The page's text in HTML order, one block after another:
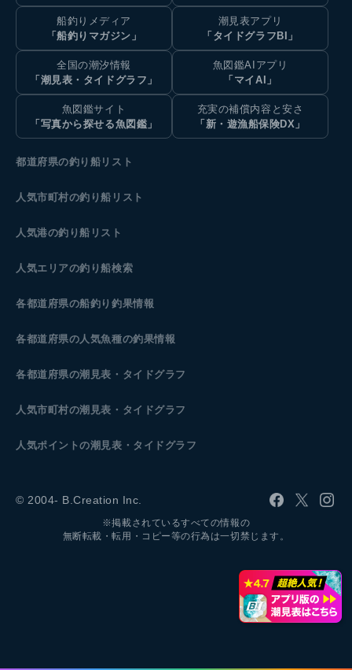
船釣りメディア
「船釣りマガジン」
潮見表アプリ
「タイドグラフBI」
全国の潮汐情報
「潮見表・タイドグラフ」
魚図鑑AIアプリ
「マイAI」
魚図鑑サイト
「写真から探せる魚図鑑」
充実の補償内容と安さ
「新・遊漁船保険DX」
都道府県の釣り船リスト
人気市町村の釣り船リスト
人気港の釣り船リスト
人気エリアの釣り船検索
各都道府県の船釣り釣果情報
各都道府県の人気魚種の釣果情報
各都道府県の潮見表 ・タイドグラフ
人気市町村の潮見表・タイドグラフ
人気ポイントの潮見表・タイドグラフ
© 2004- B.Creation Inc.
※掲載されているすべての情報の
無断転載・転用・コピー等の行為は一切禁じます。